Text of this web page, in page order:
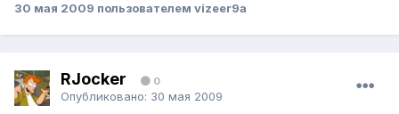
30 мая 2009 пользователем vizeer9a
RJocker 0
Опубликовано: 30 мая 2009